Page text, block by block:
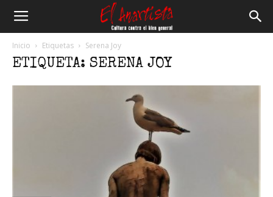
Inicio Etiquetas Serena Joy
ETIQUETA: SERENA JOY